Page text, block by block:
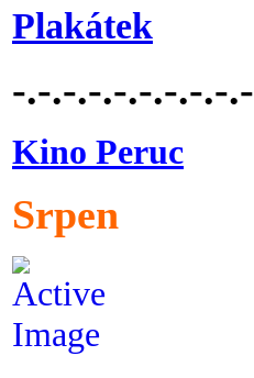
Plakátek
-.-.-.-.-.-.-.-.-.-
Kino Peruc
Srpen